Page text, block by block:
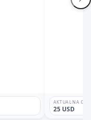
AKTUALNA
25 USD